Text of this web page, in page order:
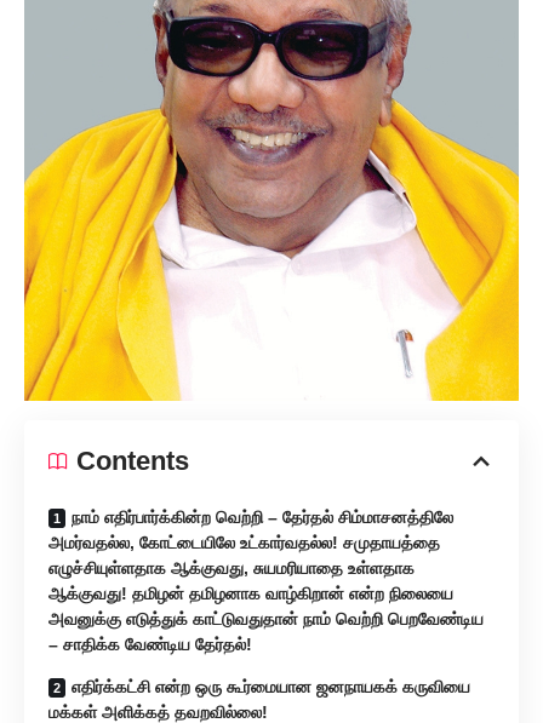
Contents
நாம் எதிர்பார்க்கின்ற வெற்றி – தேர்தல் சிம்மாசனத்திலே
அமர்வதல்ல, கோட்டையிலே உட்கார்வதல்ல! சமுதாயத்தை
எழுச்சியுள்ளதாக ஆக்குவது, சுயமரியாதை உள்ளதாக
ஆக்குவது! தமிழன் தமிழனாக வாழ்கிறான் என்ற நிலையை
அவனுக்கு எடுத்துக் காட்டுவதுதான் நாம் வெற்றி பெறவேண்டிய
– சாதிக்க வேண்டிய தேர்தல்!
எதிர்க்கட்சி என்ற ஒரு கூர்மையான ஜனநாயகக் கருவியை
மக்கள் அளிக்கத் தவறவில்லை!